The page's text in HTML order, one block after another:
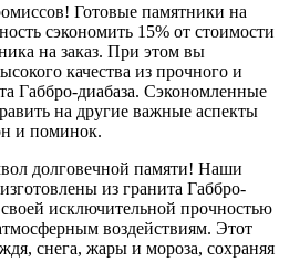
Готовые памятники на
сэкономить 15% от стоимости
на заказ. При этом вы
качества из прочного и
Габбро-диабаза. Сэкономленные
на другие важные аспекты
и поминок.
долговечной памяти! Наши
из гранита Габбро-
своей исключительной прочностью
воздействиям. Этот
снега, жары и мороза, сохраняя